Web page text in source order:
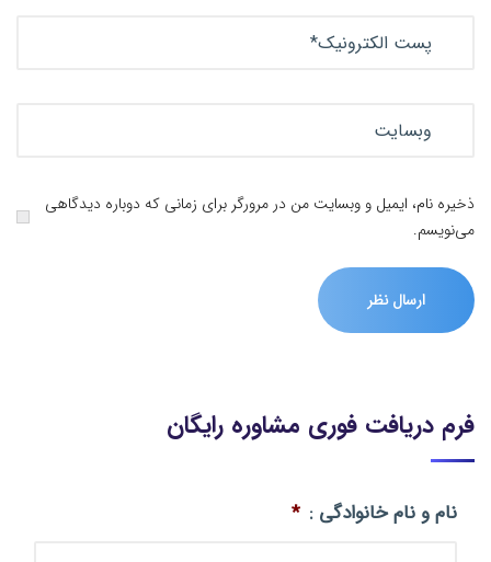
ذخیره نام، ایمیل و وبسایت من در مرورگر برای زمانی که دوباره دیدگاهی
می‌نویسم.
فرم دریافت فوری مشاوره رایگان
نام و نام خانوادگی : *